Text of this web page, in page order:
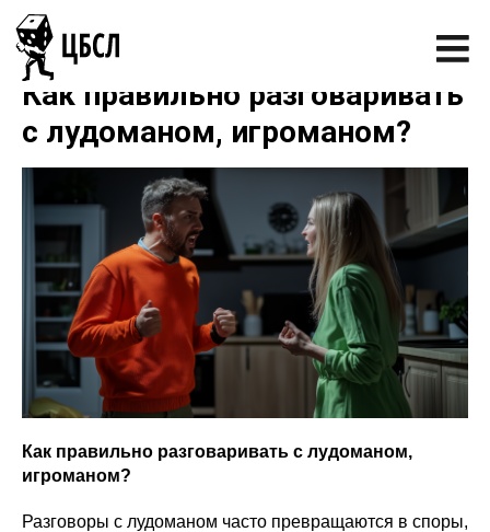
Как правильно разговаривать
с лудоманом, игроманом?
Как правильно разговаривать с лудоманом,
игроманом?
Разговоры с лудоманом часто превращаются в споры,